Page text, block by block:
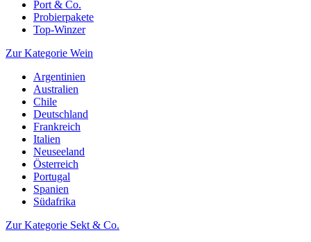
Port & Co.
Probierpakete
Top-Winzer
Zur Kategorie Wein
Argentinien
Australien
Chile
Deutschland
Frankreich
Italien
Neuseeland
Österreich
Portugal
Spanien
Südafrika
Zur Kategorie Sekt & Co.